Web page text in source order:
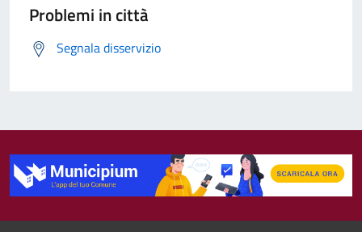
Problemi in città
Segnala disservizio